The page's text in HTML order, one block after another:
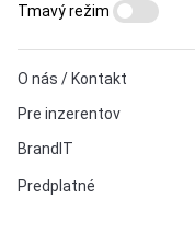
O nás / Kontakt
Pre inzerentov
BrandIT
Predplatné
Tmavý režim